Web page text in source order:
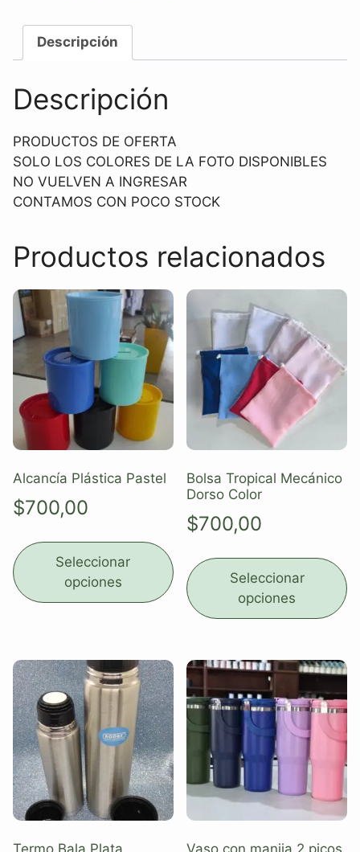
Descripción
Descripción
PRODUCTOS DE OFERTA
SOLO LOS COLORES DE LA FOTO DISPONIBLES
NO VUELVEN A INGRESAR
CONTAMOS CON POCO STOCK
Productos relacionados
Alcancía Plástica Pastel
$700,00
Seleccionar
opciones
Bolsa Tropical Mecánico
Dorso Color
$700,00
Seleccionar
opciones